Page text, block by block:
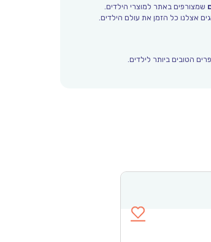
שמצורפים באתר למוצרי הילדים.
הטובים ביותר לילדים.